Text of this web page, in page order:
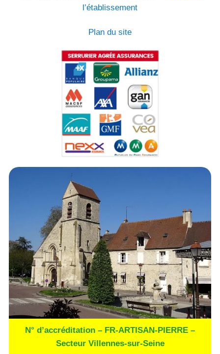
l’établissement
Plan du site
N° d’accréditation – FR-ARTISAN-PIERRE –
Secteur Villennes-sur-Seine